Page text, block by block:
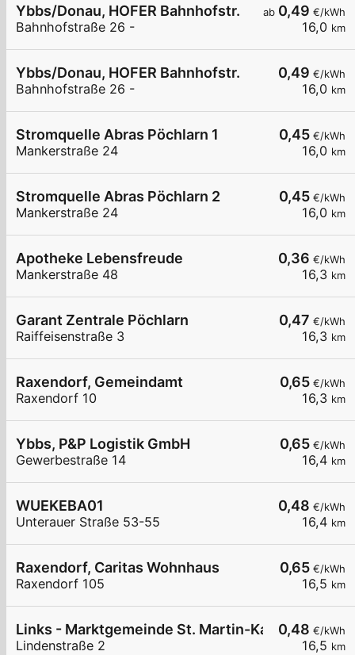
ab 0,49 €/kWh
16,0 km
Ybbs/Donau, HOFER Bahnhofstr.
Bahnhofstraße 26 -
0,49 €/kWh
16,0 km
Ybbs/Donau, HOFER Bahnhofstr.
Bahnhofstraße 26 -
0,45 €/kWh
16,0 km
Stromquelle Abras Pöchlarn 1
Mankerstraße 24
0,45 €/kWh
16,0 km
Stromquelle Abras Pöchlarn 2
Mankerstraße 24
0,36 €/kWh
16,3 km
Apotheke Lebensfreude
Mankerstraße 48
0,47 €/kWh
16,3 km
Garant Zentrale Pöchlarn
Raiffeisenstraße 3
0,65 €/kWh
16,3 km
Raxendorf, Gemeindamt
Raxendorf 10
0,65 €/kWh
16,4 km
Ybbs, P&P Logistik GmbH
Gewerbestraße 14
0,48 €/kWh
16,4 km
WUEKEBA01
Unterauer Straße 53-55
0,65 €/kWh
16,5 km
Raxendorf, Caritas Wohnhaus
Raxendorf 105
0,48 €/kWh
16,5 km
Links - Marktgemeinde St. Martin-Karlsbach
Lindenstraße 2